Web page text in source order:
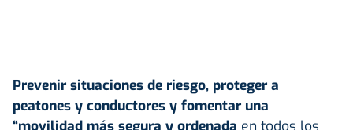
Prevenir situaciones de riesgo, proteger a
peatones y conductores y fomentar una
“movilidad más segura y ordenada en todos los